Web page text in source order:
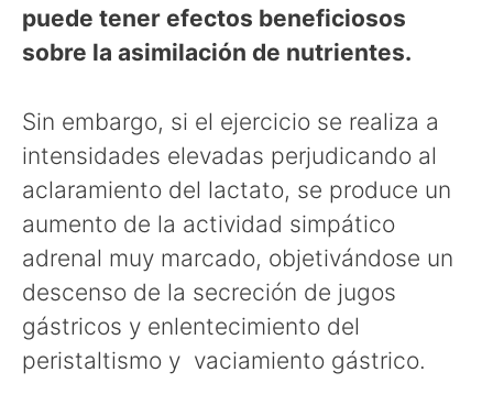
puede tener efectos beneficiosos
sobre la asimilación de nutrientes.
Sin embargo, si el ejercicio se realiza a
intensidades elevadas perjudicando al
aclaramiento del lactato, se produce un
aumento de la actividad simpático
adrenal muy marcado, objetivándose un
descenso de la secreción de jugos
gástricos y enlentecimiento del
peristaltismo y vaciamiento gástrico.